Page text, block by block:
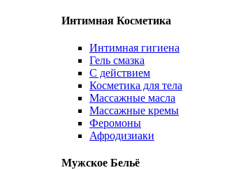
Интимная Косметика
Интимная гигиена
Гель смазка
С действием
Косметика для тела
Массажные масла
Массажные кремы
Феромоны
Афродизиаки
Мужское Бельё